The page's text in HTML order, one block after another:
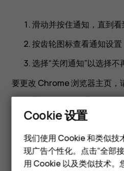
智能手机
经典手机
滑动并按住通知，直到
按齿轮图标查看通知设置
选择“关闭通知”以选择不
要更改 Chrome 浏览器主页，
Cookie 设置
我们使用 Cookie 和类似技
现广告个性化。点击“全部
用 Cookie 以及类似技术。